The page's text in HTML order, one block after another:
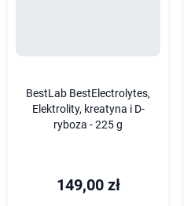
BestLab BestElectrolytes,
Elektrolity, kreatyna i D-
ryboza - 225 g
149,00 zł